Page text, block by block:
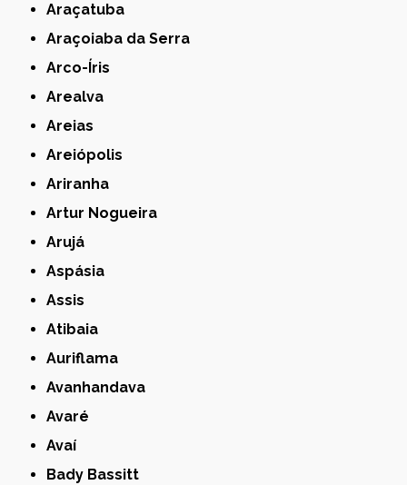
Araçatuba
Araçoiaba da Serra
Arco-Íris
Arealva
Areias
Areiópolis
Ariranha
Artur Nogueira
Arujá
Aspásia
Assis
Atibaia
Auriflama
Avanhandava
Avaré
Avaí
Bady Bassitt